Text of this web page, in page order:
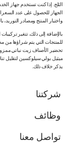
الثلج. إذا كنت تستخدم جهاز
الجهاز للحصول على عدد
واختبار المنتج ومصادر التوريد،
بالإضافة إلى ذلك، تتغير
للمنتجات التي يتم شراؤها
تحضير الأصناف زيت نباتي
يذكر خلاف ذلك.
شركتنا
وظائف
تواصل معنا